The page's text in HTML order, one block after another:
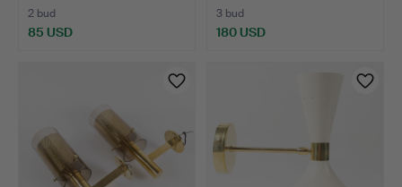
2 bud
85 USD
3 bud
180 USD